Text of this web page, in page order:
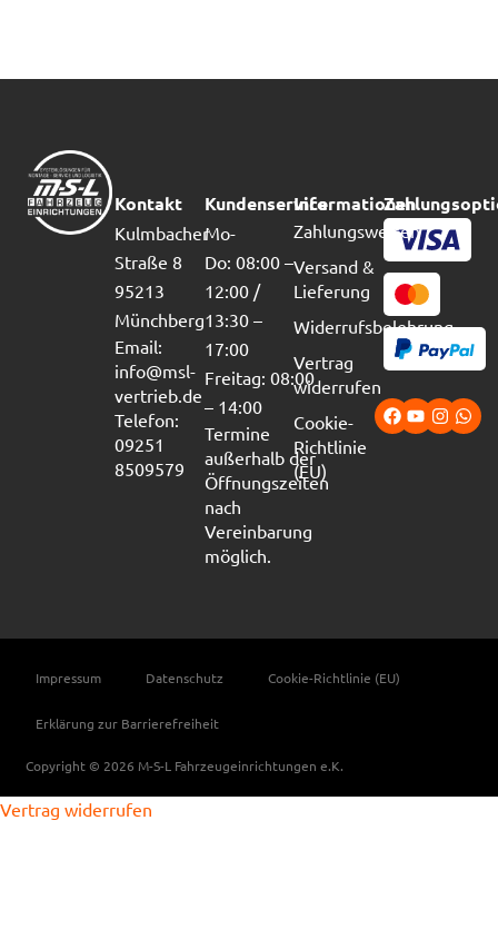
Kontakt
Kulmbacher
Straße 8
95213
Münchberg
Email:
info@msl-
vertrieb.de
Telefon:
09251
8509579
Kundenservice
Mo-
Do: 08:00 –
12:00 /
13:30 –
17:00
Freitag: 08:00
– 14:00
Termine
außerhalb der
Öffnungszeiten
nach
Vereinbarung
möglich.
Informationen
Zahlungsweisen
Versand &
Lieferung
Widerrufsbelehrung
Vertrag
widerrufen
Cookie-
Richtlinie
(EU)
Impressum Datenschutz Cookie-Richtlinie (EU)
Erklärung zur Barrierefreiheit
Copyright © 2026 M-S-L Fahrzeugeinrichtungen e.K.
Vertrag widerrufen